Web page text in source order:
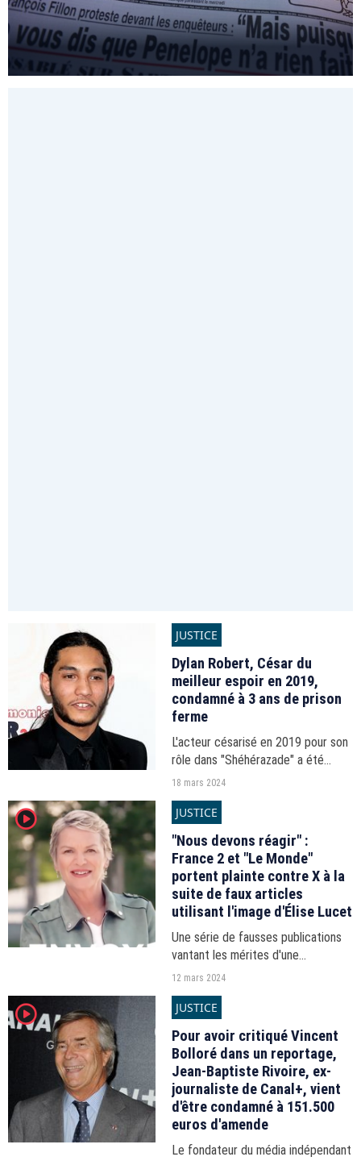
JUSTICE
Dylan Robert, César du
meilleur espoir en 2019,
condamné à 3 ans de prison
ferme
L'acteur césarisé en 2019 pour son
rôle dans "Shéhérazade" a été
condamné ce vendredi à quatre ans
18 mars 2024
player2 JUSTICE
"Nous devons réagir" :
France 2 et "Le Monde"
portent plainte contre X à la
suite de faux articles
utilisant l'image d'Élise Lucet
Une série de fausses publications
vantant les mérites d'une
plateforme de cryptommonaie avait
dans le cadre d'une arnque en ligne.
12 mars 2024
player2 JUSTICE
Pour avoir critiqué Vincent
Bolloré dans un reportage,
Jean-Baptiste Rivoire, ex-
journaliste de Canal+, vient
d'être condamné à 151.500
euros d'amende
Le fondateur du média indépendant